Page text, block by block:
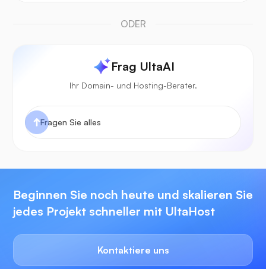
ODER
Frag UltaAI
Ihr Domain- und Hosting-Berater.
Beginnen Sie noch heute und skalieren Sie
jedes Projekt schneller mit UltaHost
Kontaktiere uns